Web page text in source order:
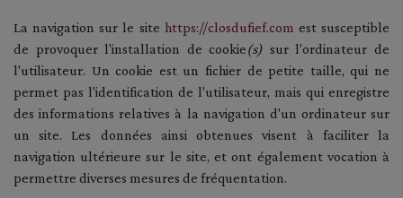
La navigation sur le site https://closdufief.com est susceptible
de provoquer l'installation de cookie(s) sur l'ordinateur de
l'utilisateur. Un cookie est un fichier de petite taille, qui ne
permet pas l'identification de l'utilisateur, mais qui enregistre
des informations relatives à la navigation d'un ordinateur sur
un site. Les données ainsi obtenues visent à faciliter la
navigation ultérieure sur le site, et ont également vocation à
permettre diverses mesures de fréquentation.